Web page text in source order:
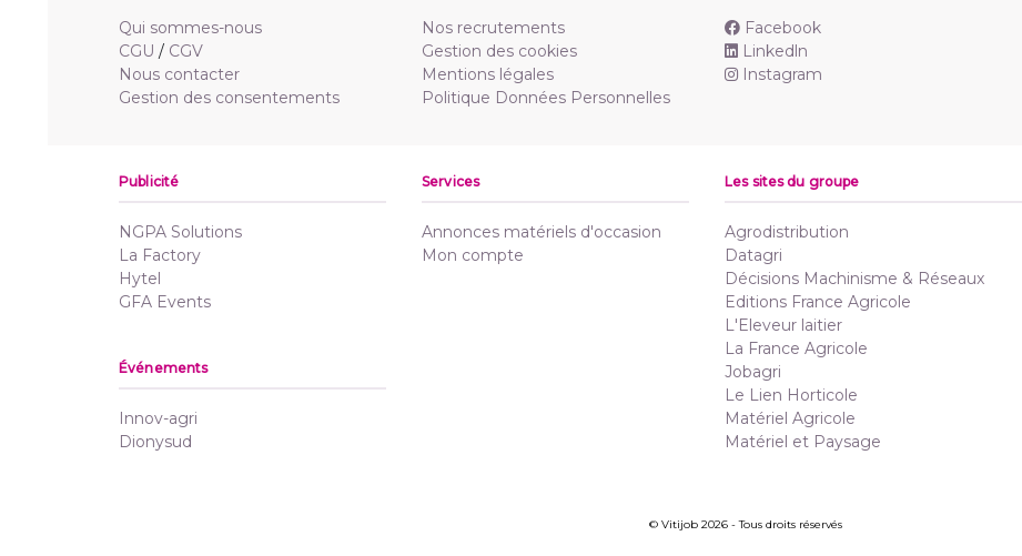
Qui sommes-nous
CGU / CGV
Nous contacter
Gestion des consentements
Nos recrutements
Gestion des cookies
Mentions légales
Politique Données Personnelles
Facebook
Linkedln
Instagram
Publicité
NGPA Solutions
La Factory
Hytel
GFA Events
Services
Annonces matériels d'occasion
Mon compte
Événements
Innov-agri
Dionysud
Les sites du groupe
Agrodistribution
Datagri
Décisions Machinisme & Réseaux
Editions France Agricole
L'Eleveur laitier
La France Agricole
Jobagri
Le Lien Horticole
Matériel Agricole
Matériel et Paysage
© Vitijob 2026 - Tous droits réservés